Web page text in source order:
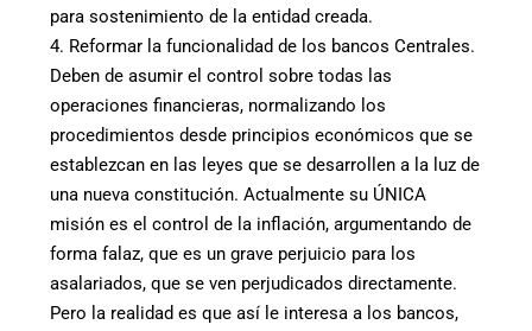
para sostenimiento de la entidad creada.
4. Reformar la funcionalidad de los bancos Centrales.
Deben de asumir el control sobre todas las
operaciones financieras, normalizando los
procedimientos desde principios económicos que se
establezcan en las leyes que se desarrollen a la luz de
una nueva constitución. Actualmente su ÚNICA
misión es el control de la inflación, argumentando de
forma falaz, que es un grave perjuicio para los
asalariados, que se ven perjudicados directamente.
Pero la realidad es que así le interesa a los bancos,